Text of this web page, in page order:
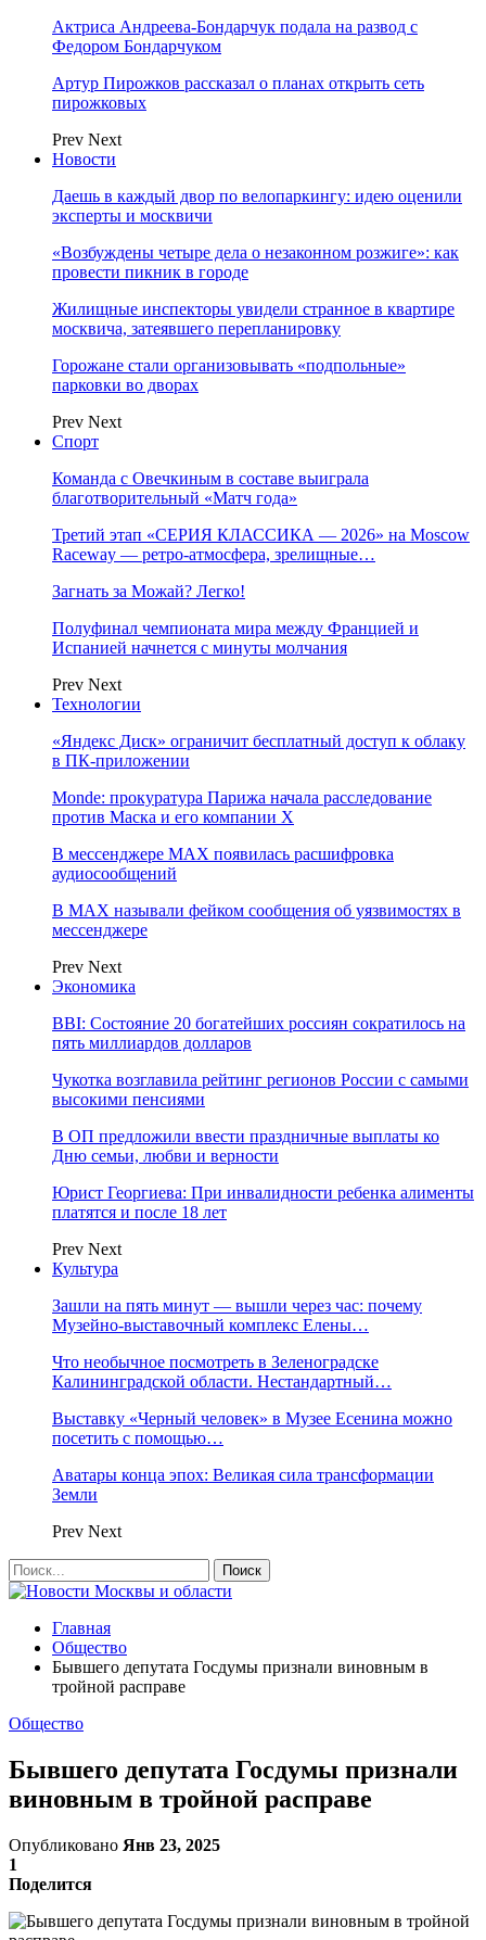
Актриса Андреева-Бондарчук подала на развод с
Федором Бондарчуком
Артур Пирожков рассказал о планах открыть сеть
пирожковых
Prev Next
Новости
Даешь в каждый двор по велопаркингу: идею оценили
эксперты и москвичи
«Возбуждены четыре дела о незаконном розжиге»: как
провести пикник в городе
Жилищные инспекторы увидели странное в квартире
москвича, затеявшего перепланировку
Горожане стали организовывать «подпольные»
парковки во дворах
Prev Next
Спорт
Команда с Овечкиным в составе выиграла
благотворительный «Матч года»
Третий этап «СЕРИЯ КЛАССИКА — 2026» на Moscow
Raceway — ретро‑атмосфера, зрелищные…
Загнать за Можай? Легко!
Полуфинал чемпионата мира между Францией и
Испанией начнется с минуты молчания
Prev Next
Технологии
«Яндекс Диск» ограничит бесплатный доступ к облаку
в ПК-приложении
Monde: прокуратура Парижа начала расследование
против Маска и его компании X
В мессенджере MAX появилась расшифровка
аудиосообщений
В МAX называли фейком сообщения об уязвимостях в
мессенджере
Prev Next
Экономика
BBI: Состояние 20 богатейших россиян сократилось на
пять миллиардов долларов
Чукотка возглавила рейтинг регионов России с самыми
высокими пенсиями
В ОП предложили ввести праздничные выплаты ко
Дню семьи, любви и верности
Юрист Георгиева: При инвалидности ребенка алименты
платятся и после 18 лет
Prev Next
Культура
Зашли на пять минут — вышли через час: почему
Музейно-выставочный комплекс Елены…
Что необычное посмотреть в Зеленоградске
Калининградской области. Нестандартный…
Выставку «Черный человек» в Музее Есенина можно
посетить с помощью…
Аватары конца эпох: Великая сила трансформации
Земли
Prev Next
Главная
Общество
Бывшего депутата Госдумы признали виновным в
тройной расправе
Общество
Бывшего депутата Госдумы признали
виновным в тройной расправе
Опубликовано Янв 23, 2025
1
Поделится